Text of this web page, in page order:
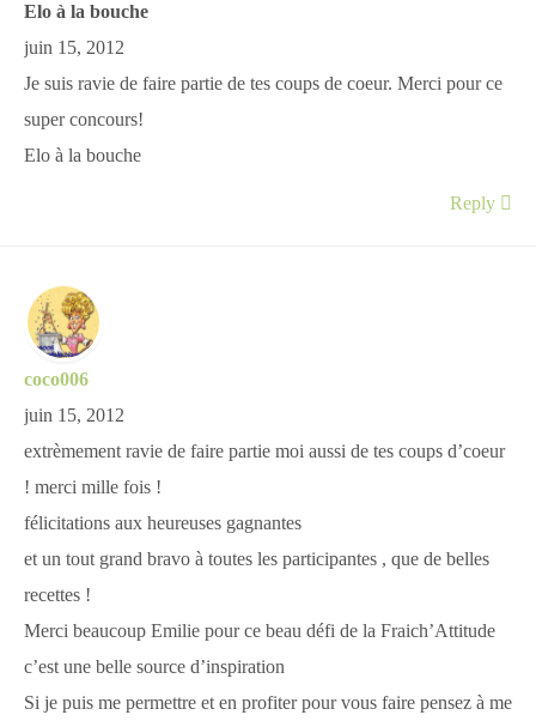
Elo à la bouche
juin 15, 2012
Je suis ravie de faire partie de tes coups de coeur. Merci pour ce
super concours!
Elo à la bouche
Reply
coco006
juin 15, 2012
extrèmement ravie de faire partie moi aussi de tes coups d’coeur
! merci mille fois !
félicitations aux heureuses gagnantes
et un tout grand bravo à toutes les participantes , que de belles
recettes !
Merci beaucoup Emilie pour ce beau défi de la Fraich’Attitude
c’est une belle source d’inspiration
Si je puis me permettre et en profiter pour vous faire pensez à me